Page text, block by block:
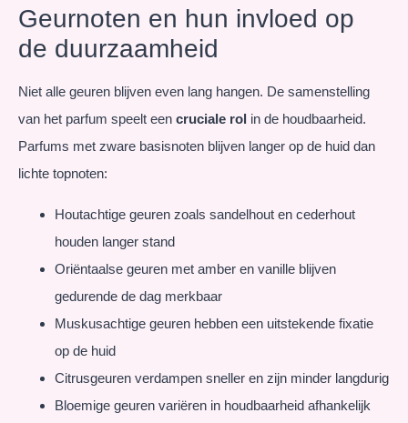
Geurnoten en hun invloed op
de duurzaamheid
Niet alle geuren blijven even lang hangen. De samenstelling
van het parfum speelt een cruciale rol in de houdbaarheid.
Parfums met zware basisnoten blijven langer op de huid dan
lichte topnoten:
Houtachtige geuren zoals sandelhout en cederhout
houden langer stand
Oriëntaalse geuren met amber en vanille blijven
gedurende de dag merkbaar
Muskusachtige geuren hebben een uitstekende fixatie
op de huid
Citrusgeuren verdampen sneller en zijn minder langdurig
Bloemige geuren variëren in houdbaarheid afhankelijk